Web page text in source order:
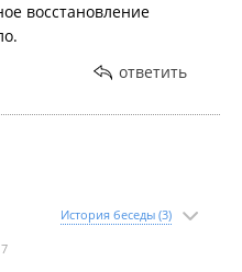
восстановление
ответить
История беседы (3)